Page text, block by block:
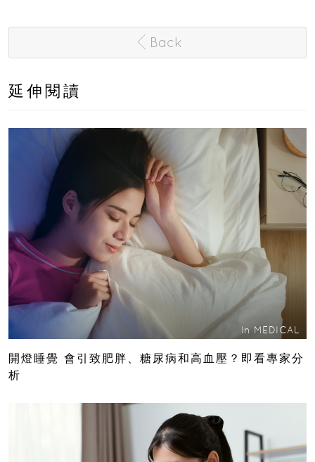
Back
延伸閱讀
In MEDICAL
開燈睡覺 會引致肥胖、糖尿病和高血壓？即看專家分
析